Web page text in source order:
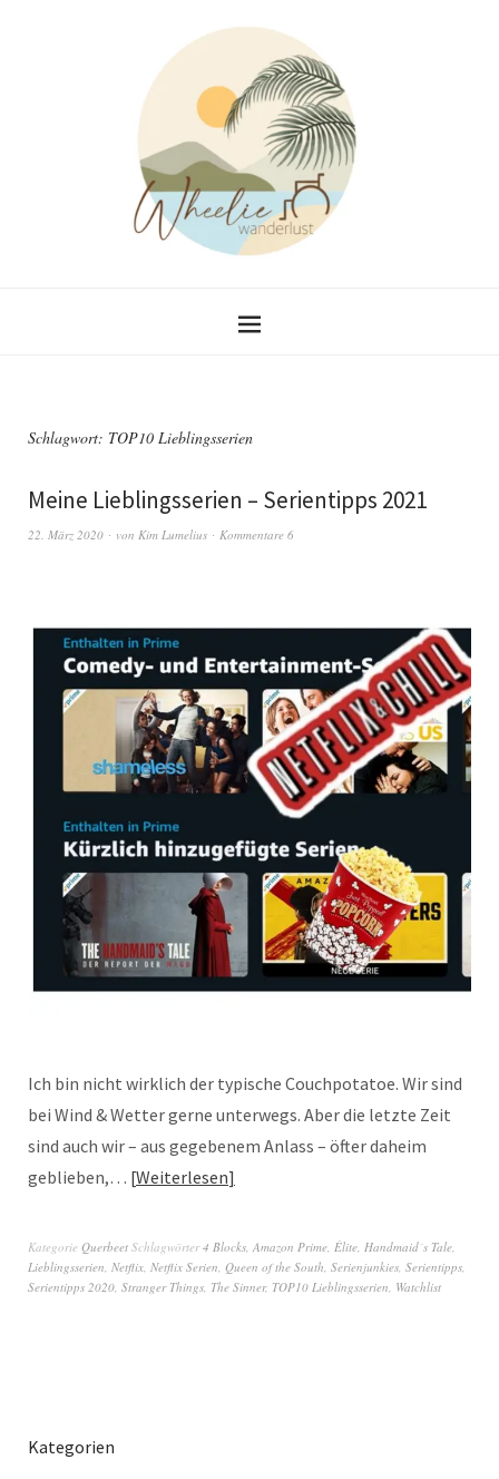
Schlagwort: TOP10 Lieblingsserien
Meine Lieblingsserien – Serientipps 2021
22. März 2020 von Kim Lumelius Kommentare 6
Ich bin nicht wirklich der typische Couchpotatoe. Wir sind
bei Wind & Wetter gerne unterwegs. Aber die letzte Zeit
sind auch wir – aus gegebenem Anlass – öfter daheim
geblieben,… Weiterlesen
Kategorie Querbeet Schlagwörter4 Blocks Amazon Prime Èlite Handmaid´s Tale
Lieblingsserien Netflix Netflix Serien Queen of the South Serienjunkies Serientipps
Serientipps 2020 Stranger Things The Sinner, TOP10 Lieblingsserien Watchlist
Kategorien